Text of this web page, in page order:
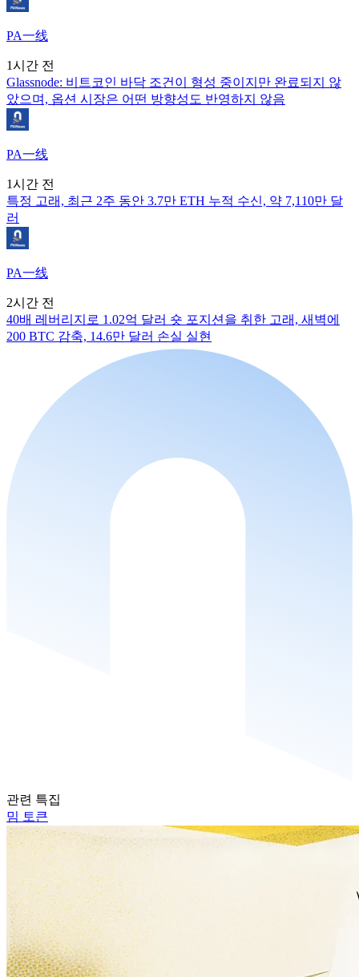
PA一线
1시간 전
Glassnode: 비트코인 바닥 조건이 형성 중이지만 완료되지 않
았으며, 옵션 시장은 어떤 방향성도 반영하지 않음
PA一线
1시간 전
특정 고래, 최근 2주 동안 3.7만 ETH 누적 수신, 약 7,110만 달
러
PA一线
2시간 전
40배 레버리지로 1.02억 달러 숏 포지션을 취한 고래, 새벽에
200 BTC 감축, 14.6만 달러 손실 실현
관련 특집
밈 토큰